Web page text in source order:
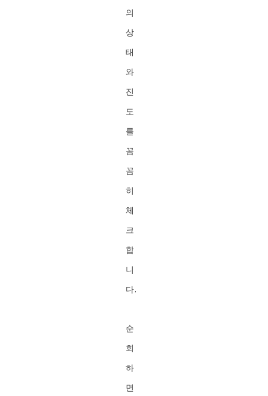
의
상
태
와
진
도
를
꼼
꼼
히
체
크
합
니
다.
순
회
하
면